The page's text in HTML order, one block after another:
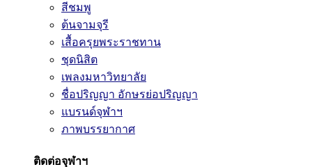
สีชมพู
ต้นจามจุรี
เสื้อครุยพระราชทาน
ชุดนิสิต
เพลงมหาวิทยาลัย
ชื่อปริญญา อักษรย่อปริญญา
แบรนด์จุฬาฯ
ภาพบรรยากาศ
ติดต่อจุฬาฯ